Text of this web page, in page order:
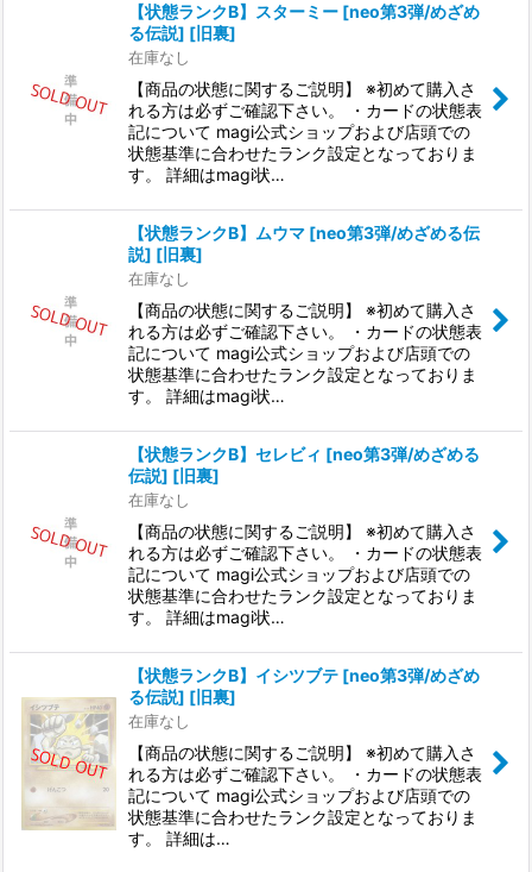
【状態ランクB】スターミー [neo第3弾/めざめ
る伝説] [旧裏]
在庫なし
【商品の状態に関するご説明】 ※初めて購入さ
れる方は必ずご確認下さい。 ・カードの状態表
記について magi公式ショップおよび店頭での
状態基準に合わせたランク設定となっておりま
す。 詳細はmagi状…
【状態ランクB】ムウマ [neo第3弾/めざめる伝
説] [旧裏]
在庫なし
【商品の状態に関するご説明】 ※初めて購入さ
れる方は必ずご確認下さい。 ・カードの状態表
記について magi公式ショップおよび店頭での
状態基準に合わせたランク設定となっておりま
す。 詳細はmagi状…
【状態ランクB】セレビィ [neo第3弾/めざめる
伝説] [旧裏]
在庫なし
【商品の状態に関するご説明】 ※初めて購入さ
れる方は必ずご確認下さい。 ・カードの状態表
記について magi公式ショップおよび店頭での
状態基準に合わせたランク設定となっておりま
す。 詳細はmagi状…
【状態ランクB】イシツブテ [neo第3弾/めざめ
る伝説] [旧裏]
在庫なし
【商品の状態に関するご説明】 ※初めて購入さ
れる方は必ずご確認下さい。 ・カードの状態表
記について magi公式ショップおよび店頭での
状態基準に合わせたランク設定となっておりま
す。 詳細は…